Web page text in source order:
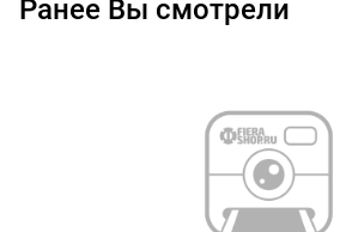
Ранее Вы смотрели